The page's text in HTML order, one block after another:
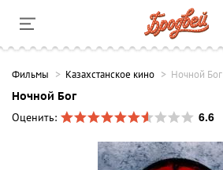
Фильмы Казахстанское кино Ночной Бог
Ночной Бог
Оценить:
6.6